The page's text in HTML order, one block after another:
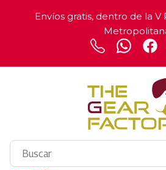
Envíos gratis, dentro de la V